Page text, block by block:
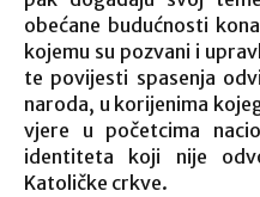
obećane budućnosti
kojemu su pozvani i
te povijesti spasenja
naroda, u korijenima
vjere u početcima
identiteta koji nije
Katoličke crkve.